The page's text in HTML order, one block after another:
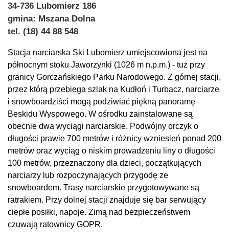
34-736 Lubomierz 186
gmina: Mszana Dolna
tel. (18) 44 88 548
Stacja narciarska Ski Lubomierz umiejscowiona jest na
północnym stoku Jaworzynki (1026 m n.p.m.) - tuż przy
granicy Gorczańskiego Parku Narodowego. Z górnej stacji,
przez którą przebiega szlak na Kudłoń i Turbacz, narciarze
i snowboardziści mogą podziwiać piękną panoramę
Beskidu Wyspowego. W ośrodku zainstalowane są
obecnie dwa wyciągi narciarskie. Podwójny orczyk o
długości prawie 700 metrów i różnicy wzniesień ponad 200
metrów oraz wyciąg o niskim prowadzeniu liny o długości
100 metrów, przeznaczony dla dzieci, początkujących
narciarzy lub rozpoczynających przygodę ze
snowboardem. Trasy narciarskie przygotowywane są
ratrakiem. Przy dolnej stacji znajduje się bar serwujący
ciepłe posiłki, napoje. Zimą nad bezpieczeństwem
czuwają ratownicy GOPR.